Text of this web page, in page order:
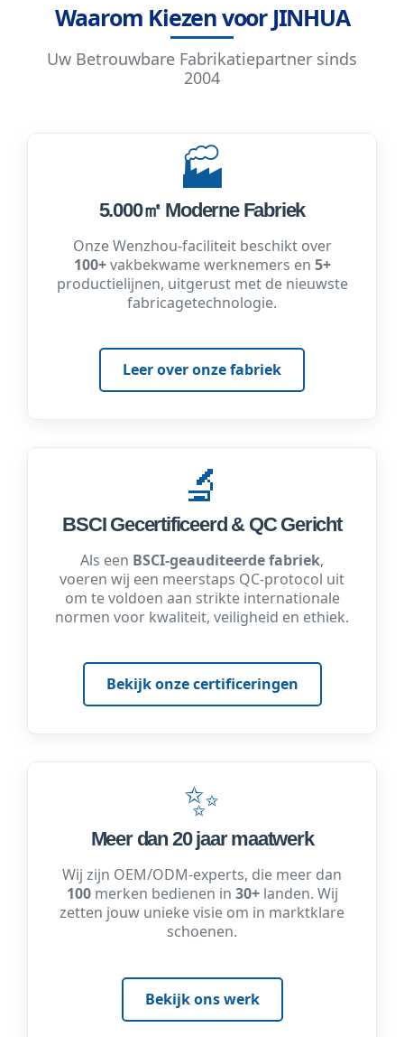
Waarom Kiezen voor JINHUA
Uw Betrouwbare Fabrikatiepartner sinds
2004
🏭
5.000㎡ Moderne Fabriek
Onze Wenzhou-faciliteit beschikt over
100+vakbekwame werknemers en 5+
productielijnen, uitgerust met de nieuwste
fabricagetechnologie.
Leer over onze fabriek
🔬
BSCI Gecertificeerd & QC Gericht
Als een BSCI-geauditeerde fabriek,
voeren wij een meerstaps QC-protocol uit
om te voldoen aan strikte internationale
normen voor kwaliteit, veiligheid en ethiek.
Bekijk onze certificeringen
✨
Meer dan 20 jaar maatwerk
Wij zijn OEM/ODM-experts, die meer dan
100merken bedienen in 30+landen. Wij
zetten jouw unieke visie om in marktklare
schoenen.
Bekijk ons werk